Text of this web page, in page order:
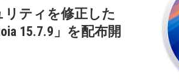
リティを修正した
15.7.9」を配布開